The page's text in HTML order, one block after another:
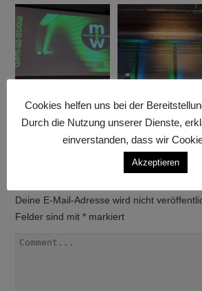
Mobile Beamer Leinwand
– NEU im Verleih!
Einweihungsfeier und
Betriebsfest in
Grettstadt
Deine E-Mail-Adresse wird nicht
Felder sind mit* markiert
Cookies helfen uns bei der
Durch die Nutzung unserer Dienste,
einverstanden, dass wir
Akzeptieren